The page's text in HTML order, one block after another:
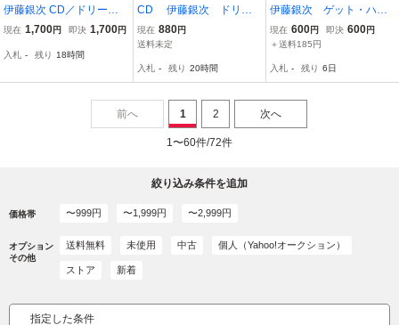
伊藤銀次 CD／ドリー
ム・アラベスク 1989年 8
現在 1,700円 即決 1,700円
入札 - 残り 18時間
CD 伊藤銀次 ドリー
ム・アラベスク＋1
現在 880円
送料未定
入札 - 残り 20時間
伊藤銀次 ゲット・ハッ
ピー
現在 600円 即決 600円
＋送料185円
入札 - 残り 6日
前へ 1 2 次へ
1〜60件/72件
絞り込み条件を追加
価格帯 〜999円 〜1,999円 〜2,999円
オプション
その他
送料無料 未使用 中古 個人（Yahoo!オークション）
ストア 新着
指定した条件